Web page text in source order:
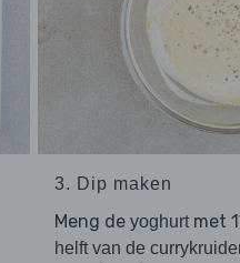
3. Dip maken
Meng de yoghurtmet
helft van de